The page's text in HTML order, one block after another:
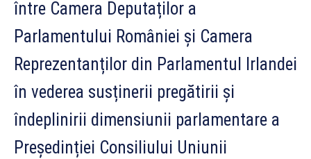
între Camera Deputaților a
Parlamentului României și Camera
Reprezentanților din Parlamentul Irlandei
în vederea susținerii pregătirii și
îndeplinirii dimensiunii parlamentare a
Președinției Consiliului Uniunii